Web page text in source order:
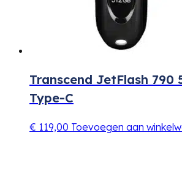
Transcend JetFlash 790
Type-C
€ 119,00 Toevoegen aan